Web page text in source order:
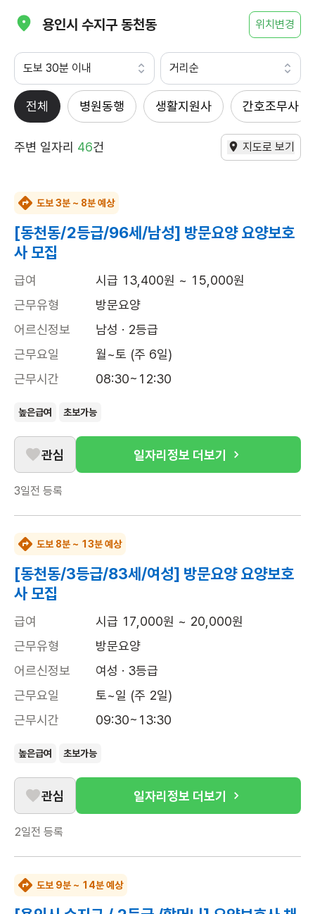
용인시 수지구 동천동 위치변경
도보 30분 이내 거리순
전체 병원동행 생활지원사 간호조무사
주변 일자리 46건 지도로 보기
도보 3분 ~ 8분 예상
[동천동/2등급/96세/남성] 방문요양 요양보호
사 모집
급여
시급 13,400원 ~ 15,000원
근무유형
방문요양
어르신정보
남성 · 2등급
근무요일
월~토 (주 6일)
근무시간
08:30~12:30
높은급여 초보가능
관심 일자리정보 더보기
3일전 등록
도보 8분 ~ 13분 예상
[동천동/3등급/83세/여성] 방문요양 요양보호
사 모집
급여
시급 17,000원 ~ 20,000원
근무유형
방문요양
어르신정보
여성 · 3등급
근무요일
토~일 (주 2일)
근무시간
09:30~13:30
높은급여 초보가능
관심 일자리정보 더보기
2일전 등록
도보 9분 ~ 14분 예상